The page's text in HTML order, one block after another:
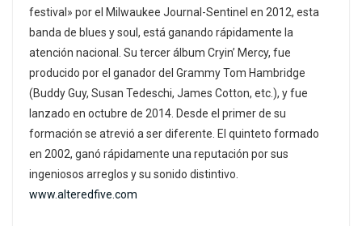
festival» por el Milwaukee Journal-Sentinel en 2012, esta
banda de blues y soul, está ganando rápidamente la
atención nacional. Su tercer álbum Cryin’ Mercy, fue
producido por el ganador del Grammy Tom Hambridge
(Buddy Guy, Susan Tedeschi, James Cotton, etc.), y fue
lanzado en octubre de 2014. Desde el primer de su
formación se atrevió a ser diferente. El quinteto formado
en 2002, ganó rápidamente una reputación por sus
ingeniosos arreglos y su sonido distintivo.
www.alteredfive.com